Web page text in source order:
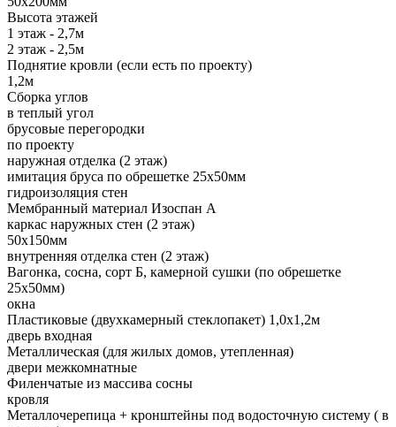
Высота этажей
1 этаж - 2,7м
2 этаж - 2,5м
Поднятие кровли (если есть по проекту)
1,2м
Сборка углов
в теплый угол
брусовые перегородки
по проекту
наружная отделка (2 этаж)
имитация бруса по обрешетке 25х50мм
гидроизоляция стен
Мембранный материал Изоспан А
каркас наружных стен (2 этаж)
50х150мм
внутренняя отделка стен (2 этаж)
Вагонка, сосна, сорт Б, камерной сушки (по обрешетке
25х50мм)
окна
Пластиковые (двухкамерный стеклопакет) 1,0х1,2м
дверь входная
Металлическая (для жилых домов, утепленная)
двери межкомнатные
Филенчатые из массива сосны
кровля
Металлочерепица + кронштейны под водосточную систему ( в